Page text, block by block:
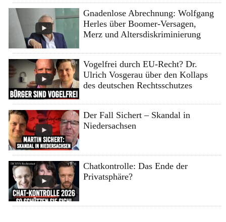
Gnadenlose Abrechnung: Wolfgang
Herles über Boomer-Versagen,
Merz und Altersdiskriminierung
Vogelfrei durch EU-Recht? Dr.
Ulrich Vosgerau über den Kollaps
des deutschen Rechtsschutzes
Der Fall Sichert – Skandal in
Niedersachsen
Chatkontrolle: Das Ende der
Privatsphäre?